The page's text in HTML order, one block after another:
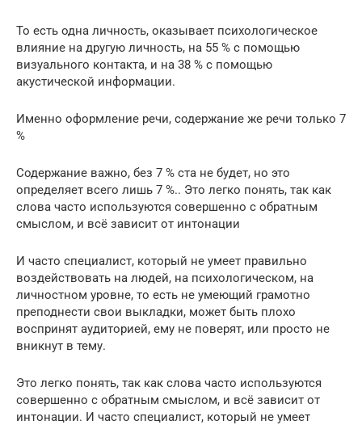
То есть одна личность, оказывает психологическое
влияние на другую личность, на 55 % с помощью
визуального контакта, и на 38 % с помощью
акустической информации.
Именно оформление речи, содержание же речи только 7
%
Содержание важно, без 7 % ста не будет, но это
определяет всего лишь 7 %.. Это легко понять, так как
слова часто используются совершенно с обратным
смыслом, и всё зависит от интонации
И часто специалист, который не умеет правильно
воздействовать на людей, на психологическом, на
личностном уровне, то есть не умеющий грамотно
преподнести свои выкладки, может быть плохо
воспринят аудиторией, ему не поверят, или просто не
вникнут в тему.
Это легко понять, так как слова часто используются
совершенно с обратным смыслом, и всё зависит от
интонации. И часто специалист, который не умеет